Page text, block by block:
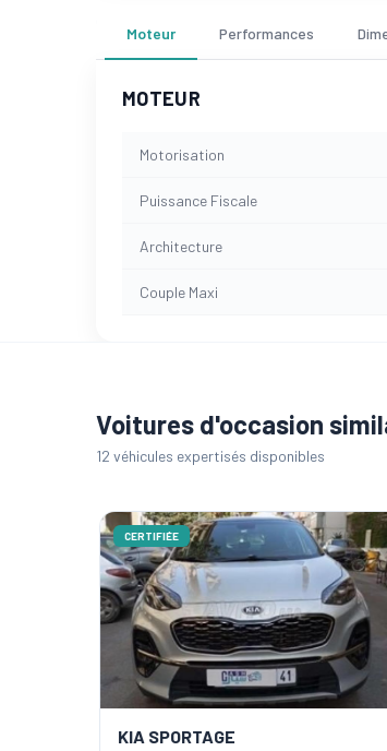
Moteur Performances
MOTEUR
Motorisation
Puissance Fiscale
Architecture
Couple Maxi
Voitures d'occasion
12 véhicules expertisés disponibles
CERTIFIÉE
KIA SPORTAGE